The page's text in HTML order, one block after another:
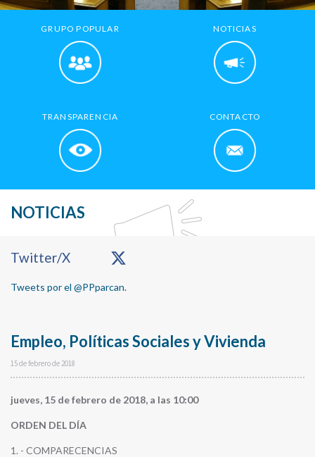
GRUPO POPULAR NOTICIAS
TRANSPARENCIA CONTACTO
NOTICIAS
Empleo, Políticas Sociales y Vivienda
15 de febrero de 2018
jueves, 15 de febrero de 2018, a las 10:00
ORDEN DEL DÍA
1. - COMPARECENCIAS
Primary
Twitter/X
Tweets por el @PPparcan.